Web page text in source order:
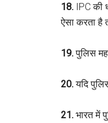
18. IPC की
ऐसा करता है
19.पुलिस
20.यदि
21. भारत में